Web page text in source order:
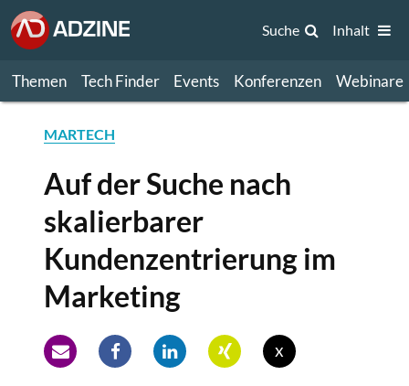
Themen Tech Finder Events Konferenzen Webinare
Suche Inhalt
MARTECH
Auf der Suche nach
skalierbarer
Kundenzentrierung im
Marketing
x